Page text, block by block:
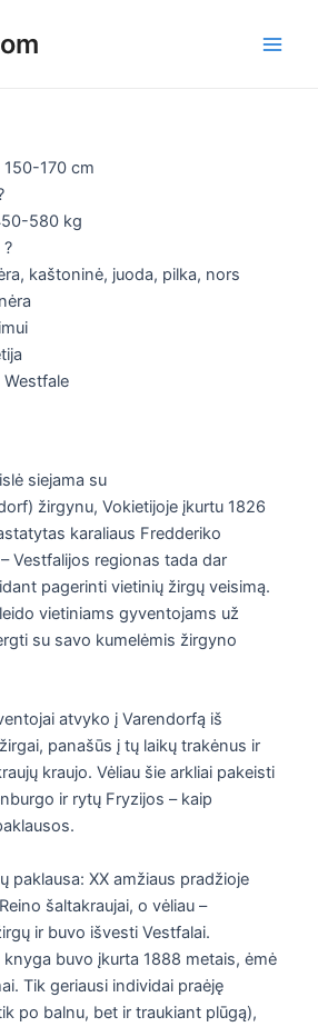
150-170 cm
580 kg
?
kaštoninė, juoda, pilka, nors
Westfale
siejama su
žirgynu, Vokietijoje įkurtu 1826
karaliaus Fredderiko
Vestfalijos regionas tada dar
pagerinti vietinių žirgų veisimą.
vietiniams gyventojams už
su savo kumelėmis žirgyno
atvyko į Varendorfą iš
panašūs į tų laikų trakėnus ir
kraujo. Vėliau šie arkliai pakeisti
ir rytų Fryzijos – kaip
paklausa: XX amžiaus pradžioje
šaltakraujai, o vėliau –
ir buvo išvesti Vestfalai.
knyga buvo įkurta 1888 metais, ėmė
Tik geriausi individai praėję
po balnu, bet ir traukiant plūgą),